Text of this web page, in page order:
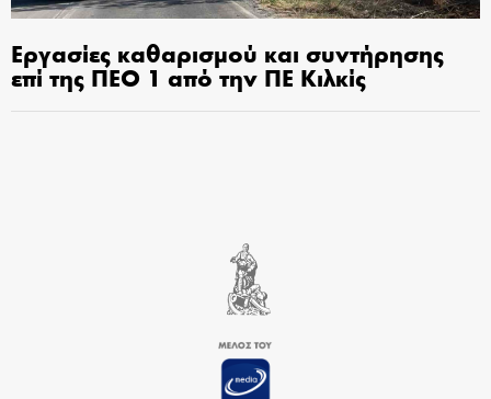
Εργασίες καθαρισμού και συντήρησης
επί της ΠΕΟ 1 από την ΠΕ Κιλκίς